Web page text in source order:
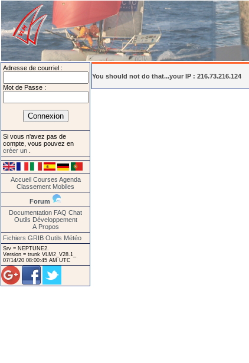
Adresse de courriel :
Mot de Passe :
Si vous n'avez pas de
compte, vous pouvez en
créer un
Accueil Courses Agenda
Classement Mobiles
Forum
Documentation FAQ Chat
Outils Développement
A Propos
Fichiers GRIB Outils Météo
Srv = NEPTUNE2.
Version = trunk VLM2_V28.1_
07/14/20 08:00:45 AM UTC
You should not do that...your IP : 216.73.216.124